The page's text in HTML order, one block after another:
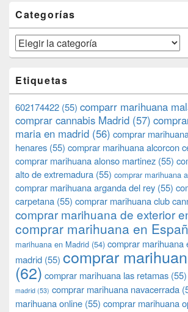
Categorías
Categorías
Etiquetas
602174422 (55) comparr marihuana
comprar cannabis Madrid (57)
maria en madrid (56) comprar
henares (55) comprar marihuana alcorcon
comprar marihuana alonso martinez (55)
alto de extremadura (55) comprar marihuana
comprar marihuana arganda del rey (55)
carpetana (55) comprar marihuana club
comprar marihuana de exterior
comprar marihuana en
marihuana en Madrid (54) comprar marihuana
madrid (55) comprar
(62) comprar marihuana las retamas (55)
madrid (53) comprar marihuana navacerrada
marihuana online (55) comprar marihuana